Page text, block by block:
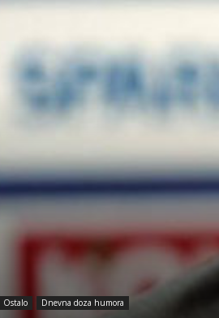
Ostalo Dnevna doza humora